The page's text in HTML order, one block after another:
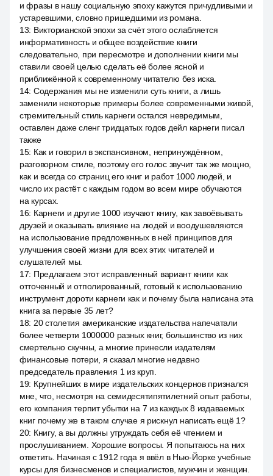
и фразы в нашу социальную эпоху кажутся причудливыми и
устаревшими, словно пришедшими из романа.
13: Викторианской эпохи за счёт этого ослабляется
информативность и общее воздействие книги
следовательно, при пересмотре и дополнении книги мы
ставили своей целью сделать её более ясной и
приближённой к современному читателю без иска.
14: Содержания мы не изменили суть книги, а лишь
заменили некоторые примеры более современными живой,
стремительный стиль карнеги остался невредимым,
оставлен даже сленг тридцатых годов дейл карнеги писал
также
15: Как и говорил в экспансивном, непринуждённом,
разговорном стиле, поэтому его голос звучит так же мощно,
как и всегда со страниц его книг и работ 1000 людей, и
число их растёт с каждым годом во всем мире обучаются
на курсах.
16: Карнеги и другие 1000 изучают книгу, как завоёвывать
друзей и оказывать влияние на людей и воодушевляются
на использование предложенных в ней принципов для
улучшения своей жизни для всех этих читателей и
слушателей мы.
17: Предлагаем этот исправленный вариант книги как
отточенный и отполированный, готовый к использованию
инструмент дороти карнеги как и почему была написана эта
книга за первые 35 лет?
18: 20 столетия американские издательства напечатали
более четверти 1000000 разных книг, большинство из них
смертельно скучны, а многие принесли издателям
финансовые потери, я сказал многие недавно
председатель правления 1 из круп.
19: Крупнейших в мире издательских концернов признался
мне, что, несмотря на семидесятипятилетний опыт работы,
его компания терпит убытки на 7 из каждых 8 издаваемых
книг почему же в таком случае я рискнул написать ещё 1?
20: Книгу, а вы должны утруждать себя её чтением и
прослушиванием. Хорошие вопросы. Я попытаюсь на них
ответить. Начиная с 1912 года я ввёл в Нью-Йорке учебные
курсы для бизнесменов и специалистов, мужчин и женщин.